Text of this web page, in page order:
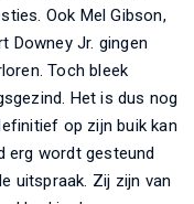
Ook Mel Gibson,
Downey Jr. gingen
Toch bleek
Het is dus nog
op zijn buik kan
erg wordt gesteund
uitspraak. Zij zijn van